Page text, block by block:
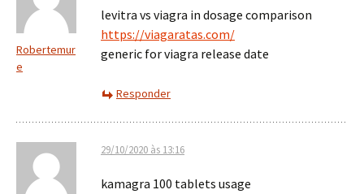
Robertemur
e
levitra vs viagra in dosage comparison
https://viagaratas.com/
generic for viagra release date
Responder
29/10/2020 às 13:16
kamagra 100 tablets usage